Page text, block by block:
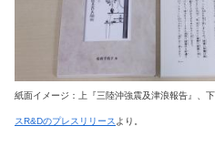
紙面イメージ：上『三陸沖強震及津浪報告』、
スR&Dのプレスリリース より。